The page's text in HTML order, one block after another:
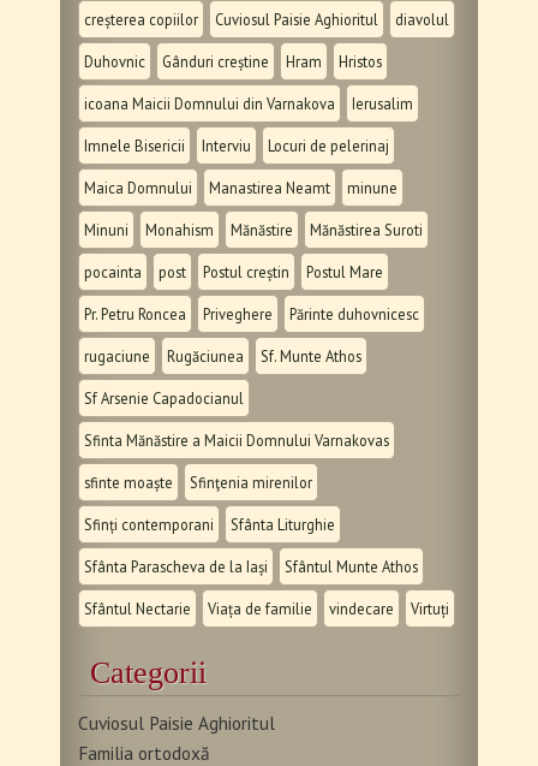
creșterea copiilor Cuviosul Paisie Aghioritul diavolul
Duhovnic Gânduri creștine Hram Hristos
icoana Maicii Domnului din Varnakova Ierusalim
Imnele Bisericii Interviu Locuri de pelerinaj
Maica Domnului Manastirea Neamt minune
Minuni Monahism Mănăstire Mănăstirea Suroti
pocainta post Postul creștin Postul Mare
Pr. Petru Roncea Priveghere Părinte duhovnicesc
rugaciune Rugăciunea Sf. Munte Athos
Sf Arsenie Capadocianul
Sfinta Mănăstire a Maicii Domnului Varnakovas
sfinte moaște Sfinţenia mirenilor
Sfinți contemporani Sfânta Liturghie
Sfânta Parascheva de la Iași Sfântul Munte Athos
Sfântul Nectarie Viața de familie vindecare Virtuți
Categorii
Cuviosul Paisie Aghioritul
Familia ortodoxă